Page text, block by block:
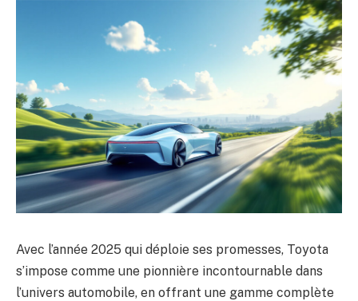
Avec l’année 2025 qui déploie ses promesses, Toyota
s’impose comme une pionnière incontournable dans
l’univers automobile, en offrant une gamme complète